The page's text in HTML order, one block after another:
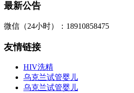
最新公告
微信（24小时）：18910858475
友情链接
HIV洗精
乌克兰试管婴儿
乌克兰试管婴儿